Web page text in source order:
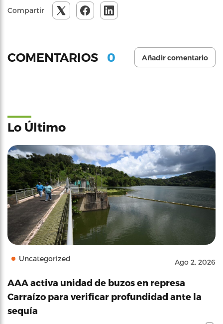
Compartir
COMENTARIOS 0 Añadir comentario
Lo Último
Uncategorized Ago 2, 2026
AAA activa unidad de buzos en represa
Carraízo para verificar profundidad ante la
sequía